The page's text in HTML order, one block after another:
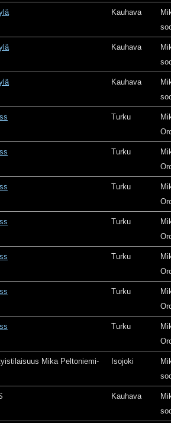
Kauhava
Kauhava
Kauhava
Turku
Turku
Turku
Turku
Turku
Turku
Turku
Mika Peltoniemi-
Isojoki
Kauhava